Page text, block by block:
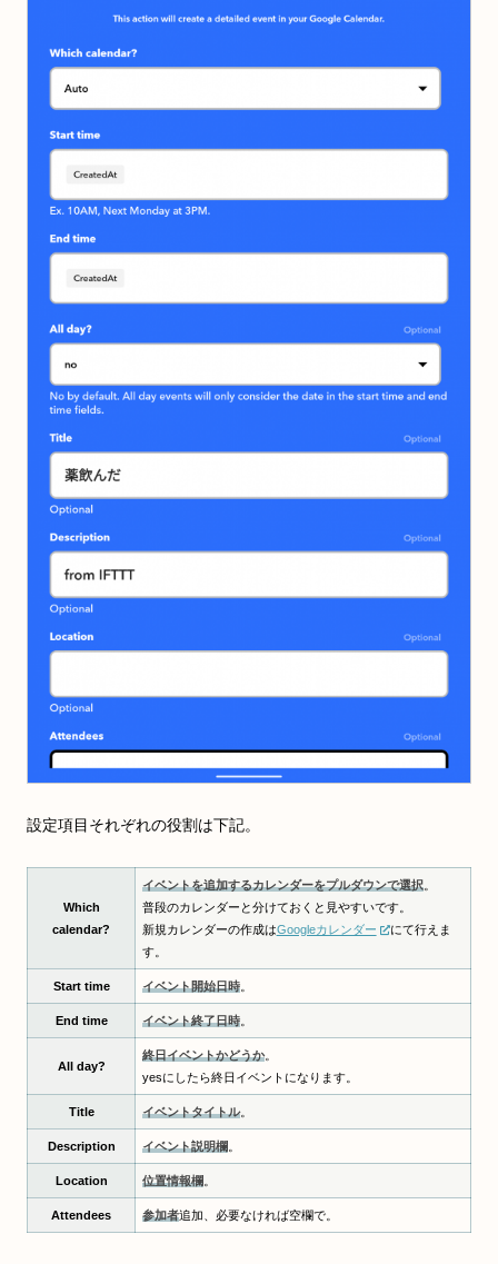
設定項目それぞれの役割は下記。
Which
calendar?
イベントを追加するカレンダーをプルダウンで選択。
普段のカレンダーと分けておくと見やすいです。
新規カレンダーの作成はGoogleカレンダー
にて行えま
す。
Start time イベント開始日時。
End time イベント終了日時。
All day?
終日イベントかどうか。
yesにしたら終日イベントになります。
Title イベントタイトル。
Description イベント説明欄 。
Location 位置情報欄 。
Attendees 参加者追加、必要なければ空欄で。